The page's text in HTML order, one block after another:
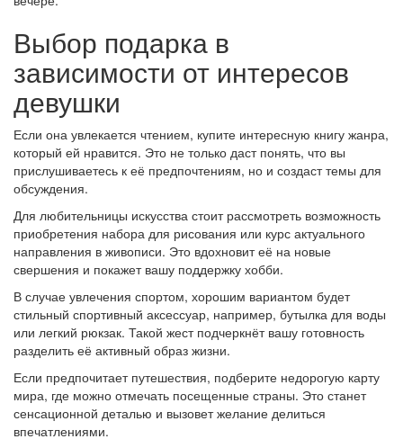
Выбор подарка в
зависимости от интересов
девушки
Если она увлекается чтением, купите интересную книгу жанра,
который ей нравится. Это не только даст понять, что вы
прислушиваетесь к её предпочтениям, но и создаст темы для
обсуждения.
Для любительницы искусства стоит рассмотреть возможность
приобретения набора для рисования или курс актуального
направления в живописи. Это вдохновит её на новые
свершения и покажет вашу поддержку хобби.
В случае увлечения спортом, хорошим вариантом будет
стильный спортивный аксессуар, например, бутылка для воды
или легкий рюкзак. Такой жест подчеркнёт вашу готовность
разделить её активный образ жизни.
Если предпочитает путешествия, подберите недорогую карту
мира, где можно отмечать посещенные страны. Это станет
сенсационной деталью и вызовет желание делиться
впечатлениями.